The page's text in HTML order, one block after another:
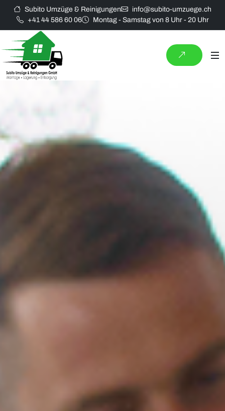
Subito Umzüge & Reinigungen
info@subito-umzuege.ch
+41 44 586 60 06
Montag - Samstag von 8 Uhr - 20 Uhr